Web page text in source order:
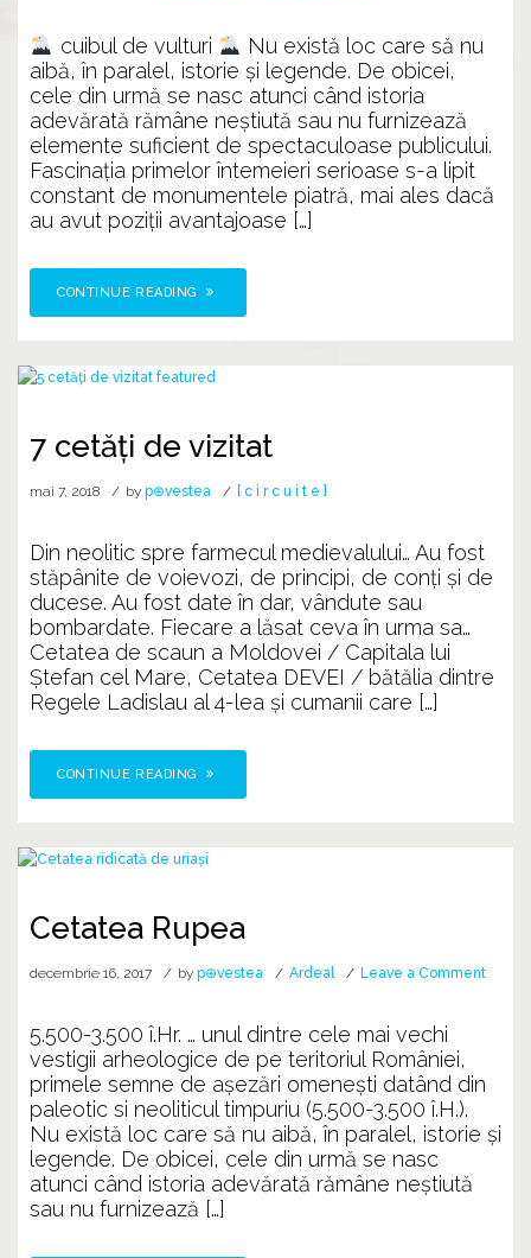
cuibul de vulturi
Nu există loc care să nu
aibă, în paralel, istorie şi legende. De obicei,
cele din urmă se nasc atunci când istoria
adevărată rămâne neştiută sau nu furnizează
elemente suficient de spectaculoase publicului.
Fascinaţia primelor întemeieri serioase s-a lipit
constant de monumentele piatră, mai ales dacă
au avut poziţii avantajoase […]
CONTINUE READING
7 cetăți de vizitat
mai 7, 2018 by p⊕vestea [ c i r c u i t e ]
Din neolitic spre farmecul medievalului… Au fost
stăpânite de voievozi, de principi, de conți şi de
ducese. Au fost date în dar, vândute sau
bombardate. Fiecare a lăsat ceva în urma sa…
Cetatea de scaun a Moldovei / Capitala lui
Ştefan cel Mare, Cetatea DEVEI / bătălia dintre
Regele Ladislau al 4-lea şi cumanii care […]
CONTINUE READING
Cetatea Rupea
decembrie 16, 2017 by p⊕vestea Ardeal Leave a Commenton
5.500-3.500 î.Hr. … unul dintre cele mai vechi
vestigii arheologice de pe teritoriul României,
primele semne de așezări omenești datând din
paleotic si neoliticul timpuriu (5.500-3.500 î.H.).
Nu există loc care să nu aibă, în paralel, istorie şi
legende. De obicei, cele din urmă se nasc
atunci când istoria adevărată rămâne neştiută
sau nu furnizează […]